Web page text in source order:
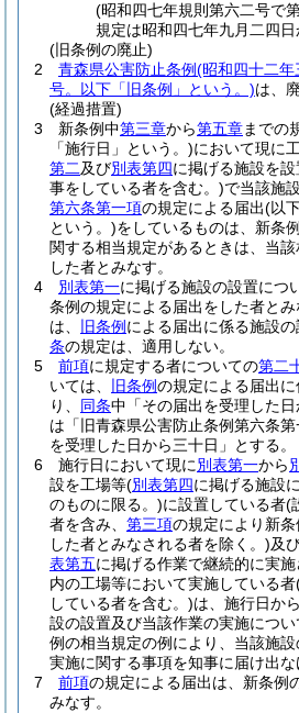
(昭和四七年規則第六二号で
規定は昭和四七年九月二四
(旧条例の廃止)
2
青森県公害防止条例(昭和四十二年
号。以下「旧条例」という。)は、
(経過措置)
3
新条例中第三章から第五章までの
「施行日」という。)において現に
第二及び別表第四に掲げる施設を
事をしている者を含む。)で当該施
第六条第一項の規定による届出(以
という。)をしているものは、新条
関する相当規定があるときは、当
した者とみなす。
4
別表第一に掲げる施設の設置につ
条例の規定による届出をした者と
は、
旧条例 による届出に係る施設の
条の規定は、適用しない。
5
前項に規定する者についての第二
いては、
旧条例の規定による届出
り、 同条中「その届出を受理した
は「旧青森県公害防止条例第六条
を受理した日から三十日」とする。
6
施行日において現に別表第一から
設を工場等(別表第四に掲げる施設
のものに限る。)に設置している者(
者を含み、 第三項の規定により新
した者とみなされる者を除く。)及
表第五に掲げる作業で継続的に実
内の工場等において実施している者
している者を含む。)は、施行日か
設の設置及び当該作業の実施につ
例の相当規定の例により、当該施
実施に関する事項を知事に届け出な
7
前項の規定による届出は、新条例
みなす。